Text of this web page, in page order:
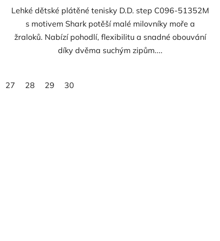
hvězdiček.
Lehké dětské plátěné tenisky D.D. step C096-51352M
s motivem Shark potěší malé milovníky moře a
žraloků. Nabízí pohodlí, flexibilitu a snadné obouvání
díky dvěma suchým zipům....
27 28 29 30